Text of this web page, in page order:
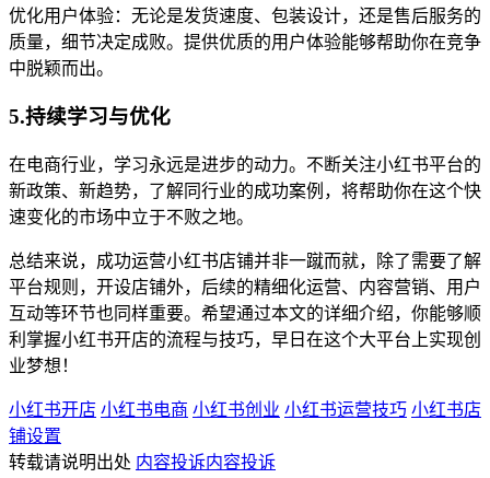
优化用户体验：无论是发货速度、包装设计，还是售后服务的
质量，细节决定成败。提供优质的用户体验能够帮助你在竞争
中脱颖而出。
5.持续学习与优化
在电商行业，学习永远是进步的动力。不断关注小红书平台的
新政策、新趋势，了解同行业的成功案例，将帮助你在这个快
速变化的市场中立于不败之地。
总结来说，成功运营小红书店铺并非一蹴而就，除了需要了解
平台规则，开设店铺外，后续的精细化运营、内容营销、用户
互动等环节也同样重要。希望通过本文的详细介绍，你能够顺
利掌握小红书开店的流程与技巧，早日在这个大平台上实现创
业梦想！
小红书开店 小红书电商 小红书创业 小红书运营技巧 小红书店
铺设置
转载请说明出处 内容投诉内容投诉